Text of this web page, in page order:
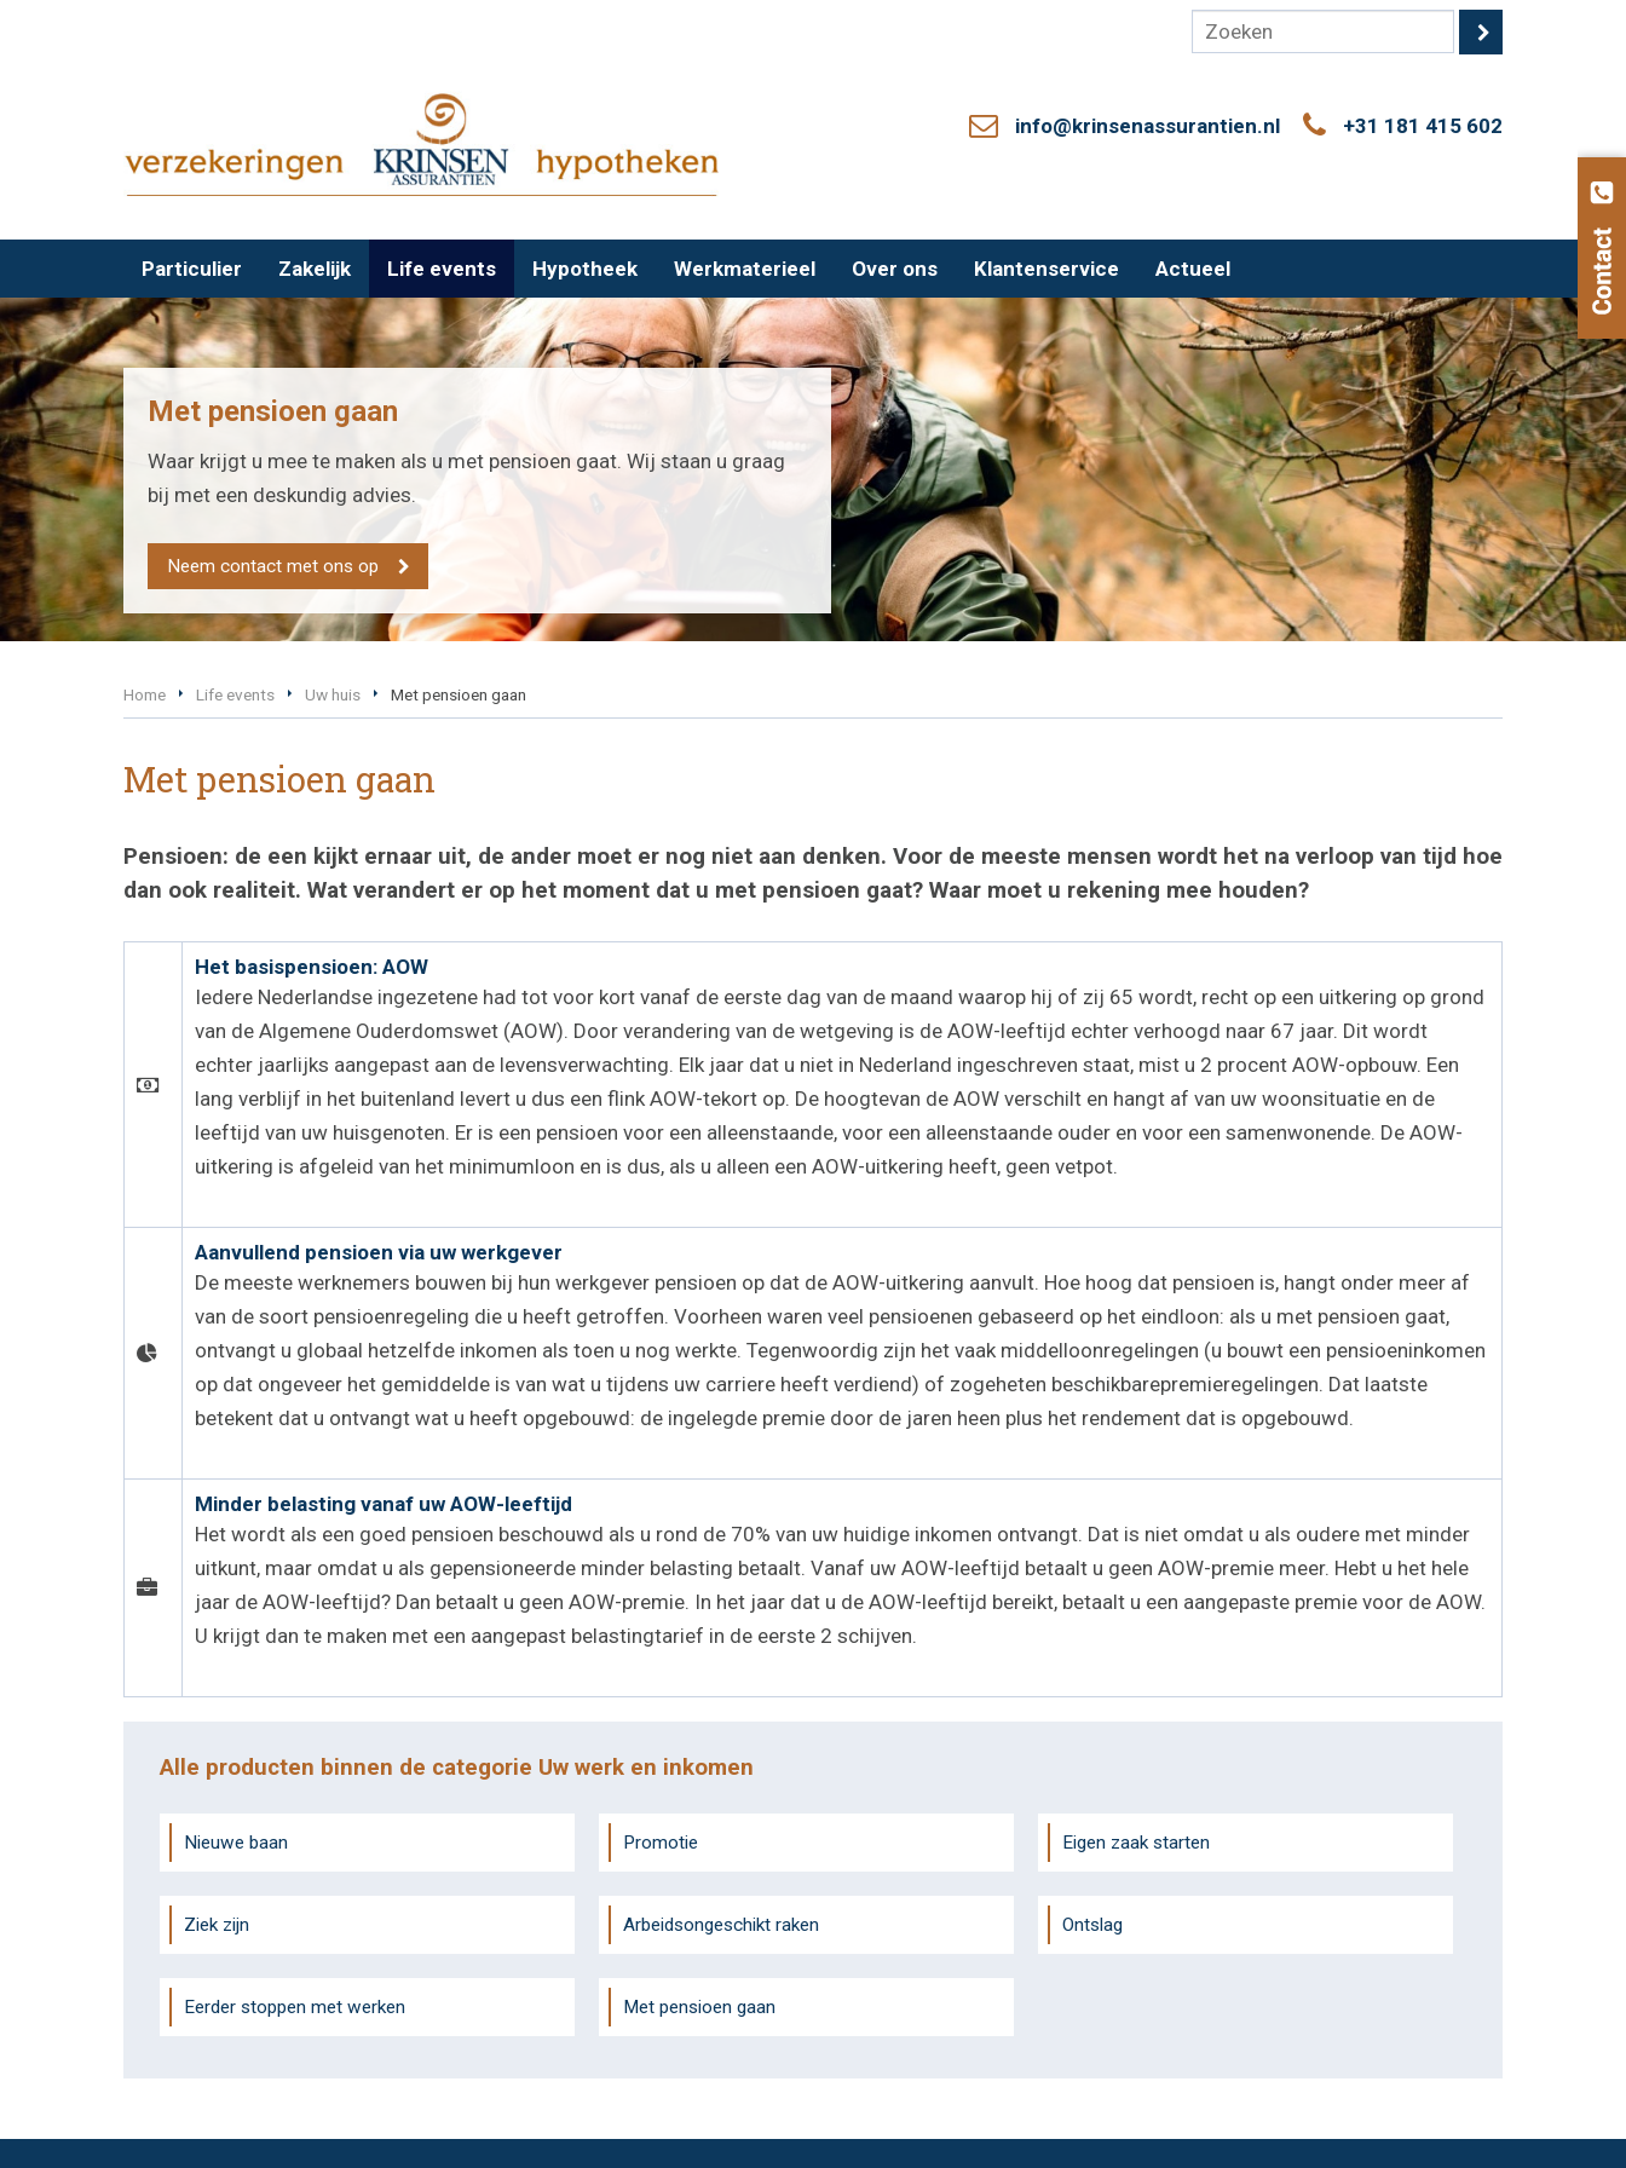
info@krinsenassurantien.nl +31 181 415 602
Particulier Zakelijk Life events Hypotheek Werkmaterieel Over ons Klantenservice Actueel
Met pensioen gaan
Waar krijgt u mee te maken als u met pensioen gaat. Wij staan u graag
bij met een deskundig advies.
Neem contact met ons op
Home Life events Uw huis Met pensioen gaan
Met pensioen gaan
Pensioen: de een kijkt ernaar uit, de ander moet er nog niet aan denken. Voor de meeste mensen wordt het na verloop van tijd hoe
dan ook realiteit. Wat verandert er op het moment dat u met pensioen gaat? Waar moet u rekening mee houden?
Het basispensioen: AOW
Iedere Nederlandse ingezetene had tot voor kort vanaf de eerste dag van de maand waarop hij of zij 65 wordt, recht op een uitkering op grond
van de Algemene Ouderdomswet (AOW). Door verandering van de wetgeving is de AOW-leeftijd echter verhoogd naar 67 jaar. Dit wordt
echter jaarlijks aangepast aan de levensverwachting. Elk jaar dat u niet in Nederland ingeschreven staat, mist u 2 procent AOW-opbouw. Een
lang verblijf in het buitenland levert u dus een flink AOW-tekort op. De hoogtevan de AOW verschilt en hangt af van uw woonsituatie en de
leeftijd van uw huisgenoten. Er is een pensioen voor een alleenstaande, voor een alleenstaande ouder en voor een samenwonende. De AOW-
uitkering is afgeleid van het minimumloon en is dus, als u alleen een AOW-uitkering heeft, geen vetpot.
Aanvullend pensioen via uw werkgever
De meeste werknemers bouwen bij hun werkgever pensioen op dat de AOW-uitkering aanvult. Hoe hoog dat pensioen is, hangt onder meer af
van de soort pensioenregeling die u heeft getroffen. Voorheen waren veel pensioenen gebaseerd op het eindloon: als u met pensioen gaat,
ontvangt u globaal hetzelfde inkomen als toen u nog werkte. Tegenwoordig zijn het vaak middelloonregelingen (u bouwt een pensioeninkomen
op dat ongeveer het gemiddelde is van wat u tijdens uw carriere heeft verdiend) of zogeheten beschikbarepremieregelingen. Dat laatste
betekent dat u ontvangt wat u heeft opgebouwd: de ingelegde premie door de jaren heen plus het rendement dat is opgebouwd.
Minder belasting vanaf uw AOW-leeftijd
Het wordt als een goed pensioen beschouwd als u rond de 70% van uw huidige inkomen ontvangt. Dat is niet omdat u als oudere met minder
uitkunt, maar omdat u als gepensioneerde minder belasting betaalt. Vanaf uw AOW-leeftijd betaalt u geen AOW-premie meer. Hebt u het hele
jaar de AOW-leeftijd? Dan betaalt u geen AOW-premie. In het jaar dat u de AOW-leeftijd bereikt, betaalt u een aangepaste premie voor de AOW.
U krijgt dan te maken met een aangepast belastingtarief in de eerste 2 schijven.
Alle producten binnen de categorie Uw werk en inkomen
Nieuwe baan Promotie Eigen zaak starten
Ziek zijn Arbeidsongeschikt raken Ontslag
Eerder stoppen met werken Met pensioen gaan